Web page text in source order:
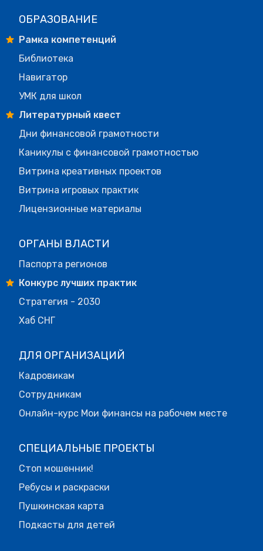
ОБРАЗОВАНИЕ
Рамка компетенций
Библиотека
Навигатор
УМК для школ
Литературный квест
Дни финансовой грамотности
Каникулы с финансовой грамотностью
Витрина креативных проектов
Витрина игровых практик
Лицензионные материалы
ОРГАНЫ ВЛАСТИ
Паспорта регионов
Конкурс лучших практик
Стратегия - 2030
Хаб СНГ
ДЛЯ ОРГАНИЗАЦИЙ
Кадровикам
Сотрудникам
Онлайн-курс Мои финансы на рабочем месте
СПЕЦИАЛЬНЫЕ ПРОЕКТЫ
Стоп мошенник!
Ребусы и раскраски
Пушкинская карта
Подкасты для детей